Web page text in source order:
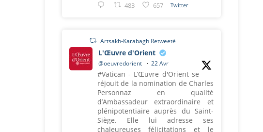
483 657 Twitter
Artsakh-Karabagh Retweeté
L'Œuvre d'Orient
@oeuvredorient · 22 Avr
#Vatican - L’Œuvre d'Orient se
réjouit de la nomination de Charles
Personnaz en qualité
d’Ambassadeur extraordinaire et
plénipotentiaire auprès du Saint-
Siège. Elle lui adresse ses
chaleureuses félicitations et le